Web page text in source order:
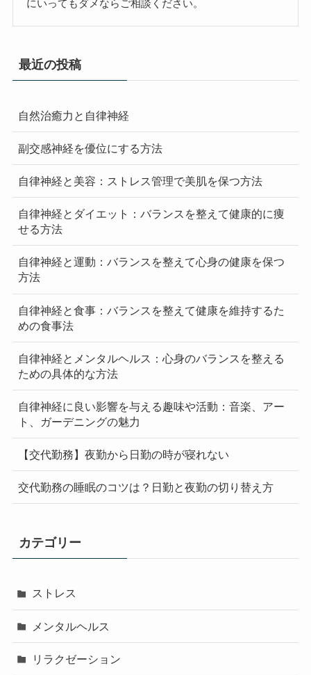
にいってもダメならご相談ください。
最近の投稿
自然治癒力と自律神経
副交感神経を優位にする方法
自律神経と美容：ストレス管理で美肌を保つ方法
自律神経とダイエット：バランスを整えて健康的に痩
せる方法
自律神経と運動：バランスを整えて心身の健康を保つ
方法
自律神経と食事：バランスを整えて健康を維持するた
めの食事法
自律神経とメンタルヘルス：心身のバランスを整える
ための具体的な方法
自律神経に良い影響を与える趣味や活動：音楽、アー
ト、ガーデニングの魅力
【交代勤務】夜勤から日勤の時が寝れない
交代勤務の睡眠のコツは？日勤と夜勤の切り替え方
カテゴリー
ストレス
メンタルヘルス
リラクゼーション